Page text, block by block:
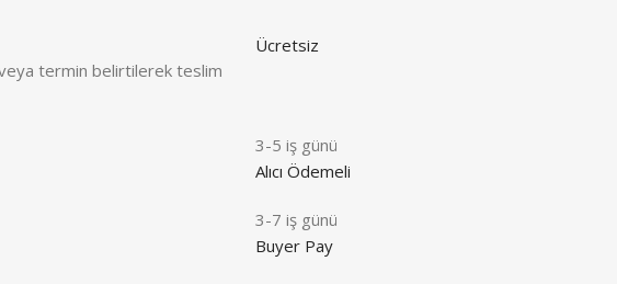
termin belirtilerek teslim
Ücretsiz
3-5 iş günü
Alıcı Ödemeli
3-7 iş günü
Buyer Pay